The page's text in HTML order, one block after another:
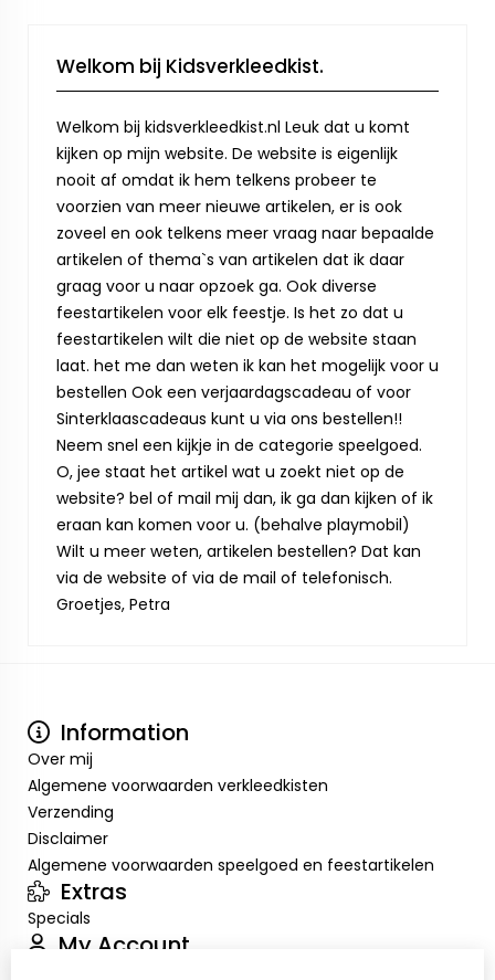
Welkom bij Kidsverkleedkist.
Welkom bij kidsverkleedkist.nl Leuk dat u komt
kijken op mijn website. De website is eigenlijk
nooit af omdat ik hem telkens probeer te
voorzien van meer nieuwe artikelen, er is ook
zoveel en ook telkens meer vraag naar bepaalde
artikelen of thema`s van artikelen dat ik daar
graag voor u naar opzoek ga. Ook diverse
feestartikelen voor elk feestje. Is het zo dat u
feestartikelen wilt die niet op de website staan
laat. het me dan weten ik kan het mogelijk voor u
bestellen Ook een verjaardagscadeau of voor
Sinterklaascadeaus kunt u via ons bestellen!!
Neem snel een kijkje in de categorie speelgoed.
O, jee staat het artikel wat u zoekt niet op de
website? bel of mail mij dan, ik ga dan kijken of ik
eraan kan komen voor u. (behalve playmobil)
Wilt u meer weten, artikelen bestellen? Dat kan
via de website of via de mail of telefonisch.
Groetjes, Petra
Information
Over mij
Algemene voorwaarden verkleedkisten
Verzending
Disclaimer
Algemene voorwaarden speelgoed en feestartikelen
Extras
Specials
My Account